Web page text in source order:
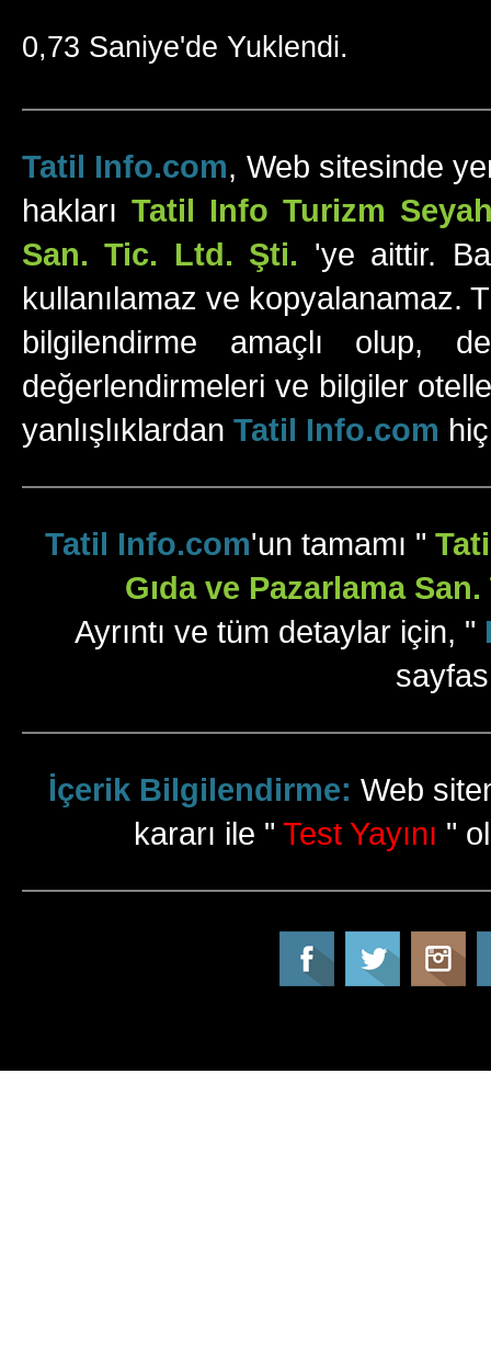
0,73 Saniye'de Yuklendi.
Tatil Info.com, Web sitesinde
hakları Tatil Info Turizm
San. Tic. Ltd. Şti. 'ye aittir.
kullanılamaz ve kopyalanamaz.
bilgilendirme amaçlı olup,
değerlendirmeleri ve bilgiler
yanlışlıklardan Tatil Info.com
Tatil Info.com'un tamamı "
Gıda ve Pazarlama
Ayrıntı ve tüm detaylar için, "
İçerik Bilgilendirme: Web
kararı ile " Test Yayını "